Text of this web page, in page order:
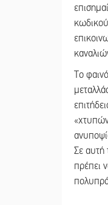
Το
Σε αυτή
πρέπει